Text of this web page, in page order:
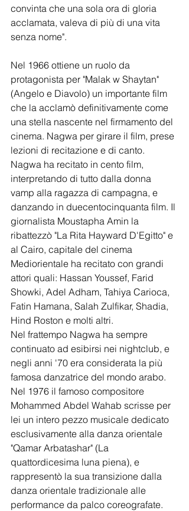
convinta che una sola ora di gloria
acclamata, valeva di più di una vita
senza nome".
Nel 1966 ottiene un ruolo da
protagonista per "Malak w Shaytan"
(Angelo e Diavolo) un importante film
che la acclamò definitivamente come
una stella nascente nel firmamento del
cinema. Nagwa per girare il film, prese
lezioni di recitazione e di canto.
Nagwa ha recitato in cento film,
interpretando di tutto dalla donna
vamp alla ragazza di campagna, e
danzando in duecentocinquanta film. Il
giornalista Moustapha Amin la
ribattezzò "La Rita Hayward D'Egitto" e
al Cairo, capitale del cinema
Mediorientale ha recitato con grandi
attori quali: Hassan Youssef, Farid
Showki, Adel Adham, Tahiya Carioca,
Fatin Hamana, Salah Zulfikar, Shadia,
Hind Roston e molti altri.
Nel frattempo Nagwa ha sempre
continuato ad esibirsi nei nightclub, e
negli anni '70 era considerata la più
famosa danzatrice del mondo arabo.
Nel 1976 il famoso compositore
Mohammed Abdel Wahab scrisse per
lei un intero pezzo musicale dedicato
esclusivamente alla danza orientale
"Qamar Arbatashar" (La
quattordicesima luna piena), e
rappresentò la sua transizione dalla
danza orientale tradizionale alle
performance da palco coreografate.